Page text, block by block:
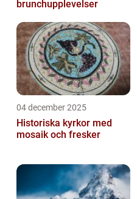
brunchupplevelser
04 december 2025
Historiska kyrkor med
mosaik och fresker